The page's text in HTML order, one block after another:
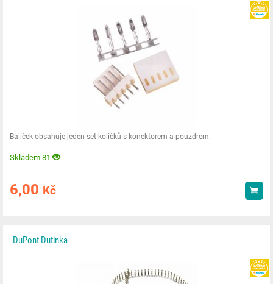
Balíček obsahuje jeden set kolíčků s konektorem a pouzdrem.
Skladem 81
6,00 Kč
DuPont Dutinka